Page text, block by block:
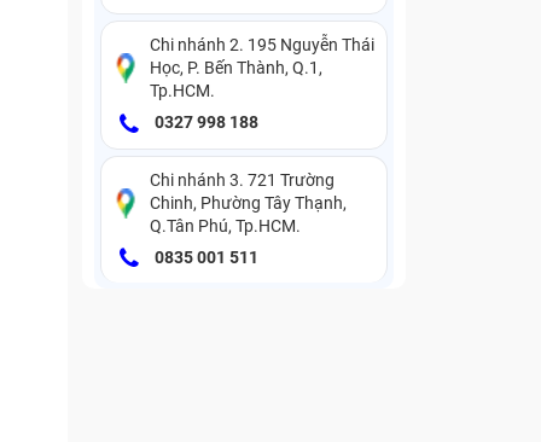
Chi nhánh 2. 195 Nguyễn Thái
Học, P. Bến Thành, Q.1,
Tp.HCM.
0327 998 188
Chi nhánh 3. 721 Trường
Chinh, Phường Tây Thạnh,
Q.Tân Phú, Tp.HCM.
0835 001 511